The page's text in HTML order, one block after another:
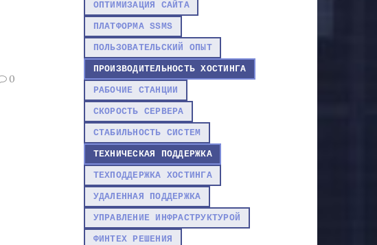
0
ОПТИМИЗАЦИЯ САЙТА
ПЛАТФОРМА SSMS
ПОЛЬЗОВАТЕЛЬСКИЙ ОПЫТ
ПРОИЗВОДИТЕЛЬНОСТЬ ХОСТИНГА
РАБОЧИЕ СТАНЦИИ
СКОРОСТЬ СЕРВЕРА
СТАБИЛЬНОСТЬ СИСТЕМ
ТЕХНИЧЕСКАЯ ПОДДЕРЖКА
ТЕХПОДДЕРЖКА ХОСТИНГА
УДАЛЕННАЯ ПОДДЕРЖКА
УПРАВЛЕНИЕ ИНФРАСТРУКТУРОЙ
ФИНТЕХ РЕШЕНИЯ